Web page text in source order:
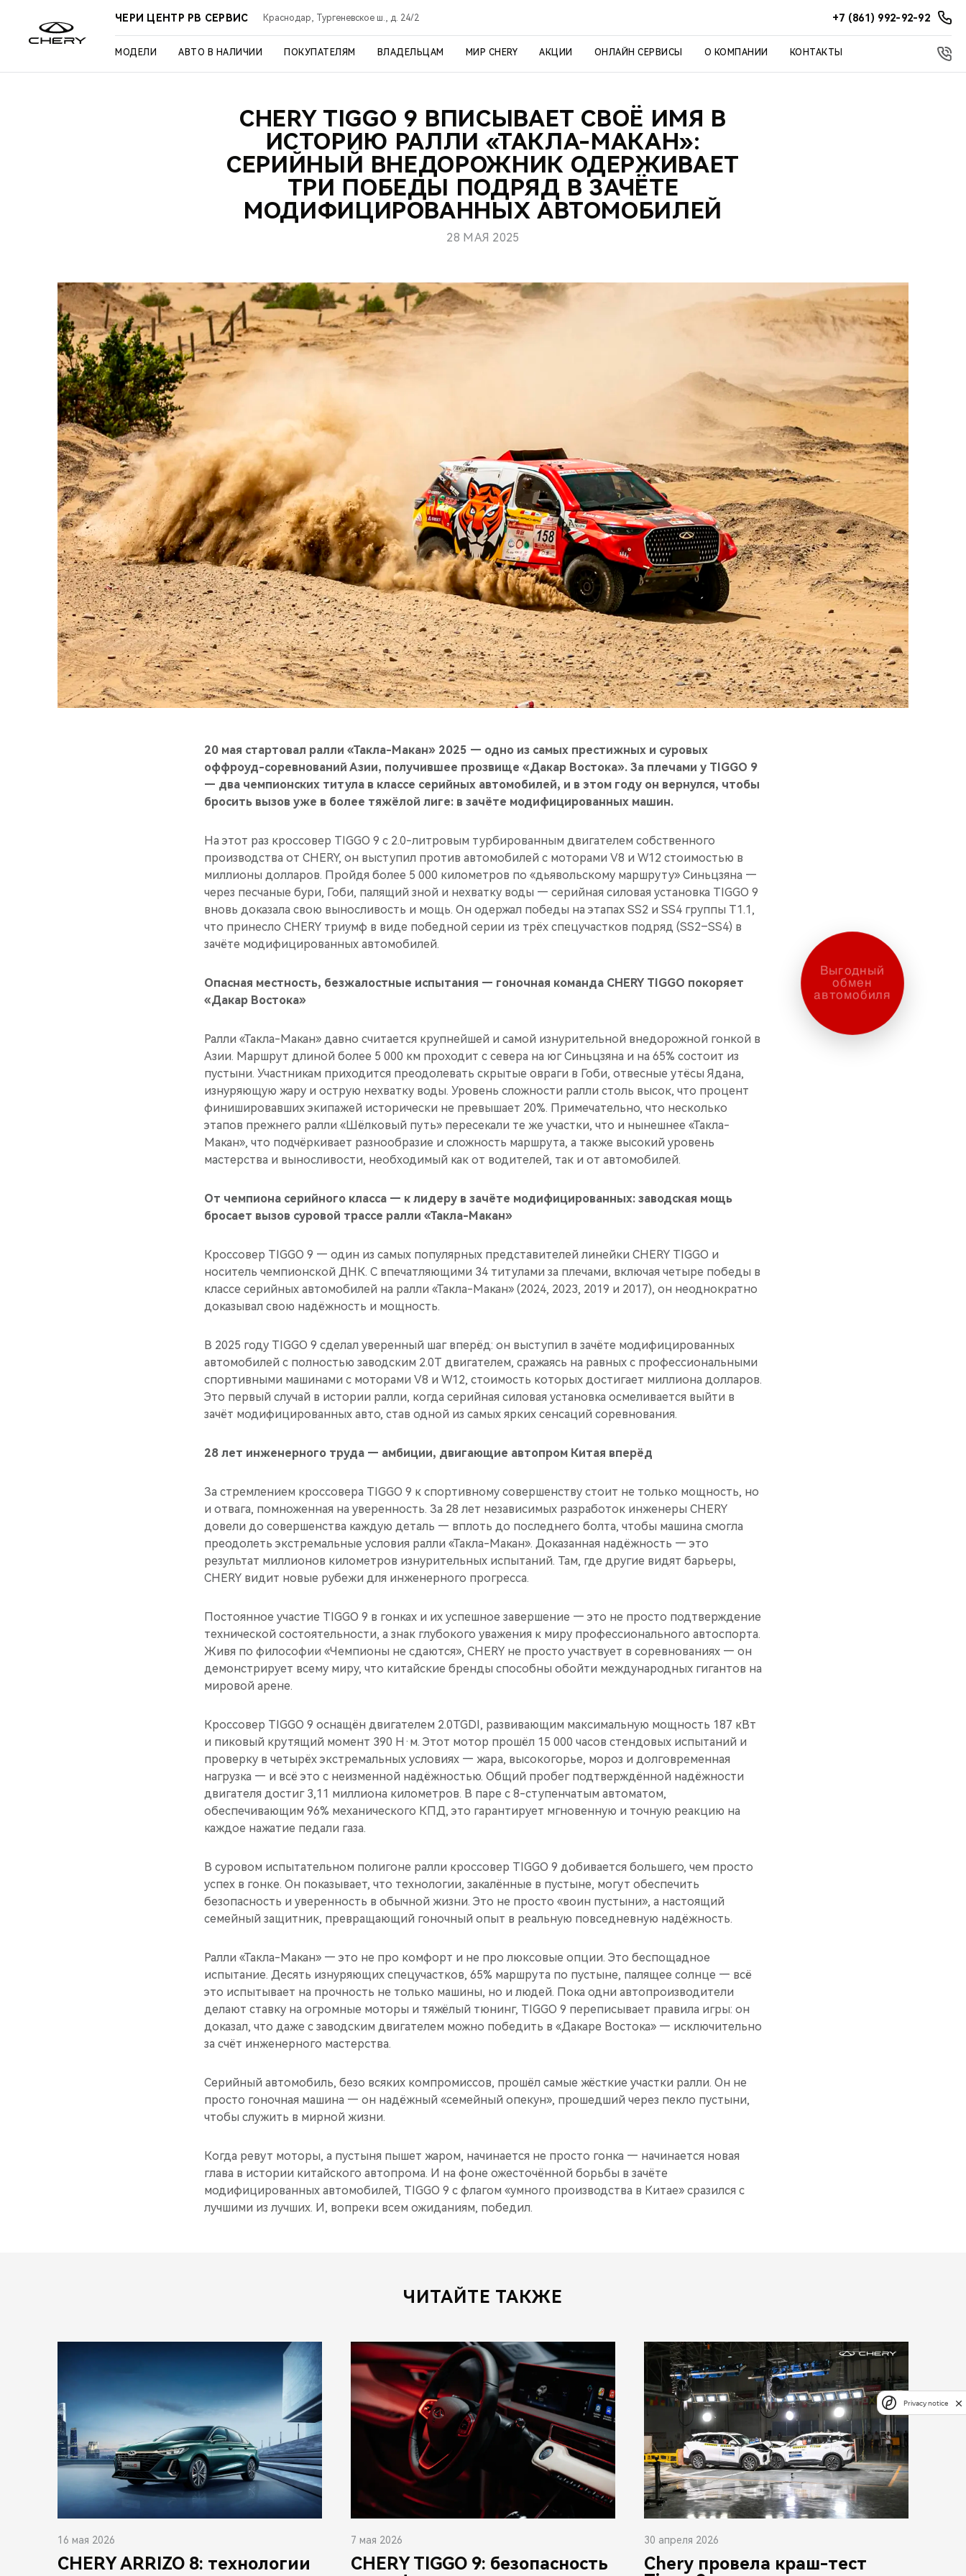
ЧЕРИ ЦЕНТР РВ СЕРВИС Краснодар, Тургеневское ш., д. 24/2 +7 (861) 992-92-92
МОДЕЛИ АВТО В НАЛИЧИИ ПОКУПАТЕЛЯМ ВЛАДЕЛЬЦАМ МИР CHERY АКЦИИ ОНЛАЙН СЕРВИСЫ О КОМПАНИИ КОНТАКТЫ
CHERY TIGGO 9 ВПИСЫВАЕТ СВОЁ ИМЯ В
ИСТОРИЮ РАЛЛИ «ТАКЛА-МАКАН»:
СЕРИЙНЫЙ ВНЕДОРОЖНИК ОДЕРЖИВАЕТ
ТРИ ПОБЕДЫ ПОДРЯД В ЗАЧЁТЕ
МОДИФИЦИРОВАННЫХ АВТОМОБИЛЕЙ
28 МАЯ 2025
20 мая стартовал ралли «Такла-Макан» 2025 — одно из самых престижных и суровых
оффроуд-соревнований Азии, получившее прозвище «Дакар Востока». За плечами у TIGGO 9
— два чемпионских титула в классе серийных автомобилей, и в этом году он вернулся, чтобы
бросить вызов уже в более тяжёлой лиге: в зачёте модифицированных машин.
На этот раз кроссовер TIGGO 9 с 2.0-литровым турбированным двигателем собственного
производства от CHERY, он выступил против автомобилей с моторами V8 и W12 стоимостью в
миллионы долларов. Пройдя более 5 000 километров по «дьявольскому маршруту» Синьцзяна —
через песчаные бури, Гоби, палящий зной и нехватку воды — серийная силовая установка TIGGO 9
вновь доказала свою выносливость и мощь. Он одержал победы на этапах SS2 и SS4 группы T1.1,
что принесло CHERY триумф в виде победной серии из трёх спецучастков подряд (SS2–SS4) в
зачёте модифицированных автомобилей.
Опасная местность, безжалостные испытания — гоночная команда CHERY TIGGO покоряет
«Дакар Востока»
Ралли «Такла-Макан» давно считается крупнейшей и самой изнурительной внедорожной гонкой в
Азии. Маршрут длиной более 5 000 км проходит с севера на юг Синьцзяна и на 65% состоит из
пустыни. Участникам приходится преодолевать скрытые овраги в Гоби, отвесные утёсы Ядана,
изнуряющую жару и острую нехватку воды. Уровень сложности ралли столь высок, что процент
финишировавших экипажей исторически не превышает 20%. Примечательно, что несколько
этапов прежнего ралли «Шёлковый путь» пересекали те же участки, что и нынешнее «Такла-
Макан», что подчёркивает разнообразие и сложность маршрута, а также высокий уровень
мастерства и выносливости, необходимый как от водителей, так и от автомобилей.
От чемпиона серийного класса — к лидеру в зачёте модифицированных: заводская мощь
бросает вызов суровой трассе ралли «Такла-Макан»
Кроссовер TIGGO 9 — один из самых популярных представителей линейки CHERY TIGGO и
носитель чемпионской ДНК. С впечатляющими 34 титулами за плечами, включая четыре победы в
классе серийных автомобилей на ралли «Такла-Макан» (2024, 2023, 2019 и 2017), он неоднократно
доказывал свою надёжность и мощность.
В 2025 году TIGGO 9 сделал уверенный шаг вперёд: он выступил в зачёте модифицированных
автомобилей с полностью заводским 2.0T двигателем, сражаясь на равных с профессиональными
спортивными машинами с моторами V8 и W12, стоимость которых достигает миллиона долларов.
Это первый случай в истории ралли, когда серийная силовая установка осмеливается выйти в
зачёт модифицированных авто, став одной из самых ярких сенсаций соревнования.
28 лет инженерного труда — амбиции, двигающие автопром Китая вперёд
За стремлением кроссовера TIGGO 9 к спортивному совершенству стоит не только мощность, но
и отвага, помноженная на уверенность. За 28 лет независимых разработок инженеры CHERY
довели до совершенства каждую деталь — вплоть до последнего болта, чтобы машина смогла
преодолеть экстремальные условия ралли «Такла-Макан». Доказанная надёжность — это
результат миллионов километров изнурительных испытаний. Там, где другие видят барьеры,
CHERY видит новые рубежи для инженерного прогресса.
Постоянное участие TIGGO 9 в гонках и их успешное завершение — это не просто подтверждение
технической состоятельности, а знак глубокого уважения к миру профессионального автоспорта.
Живя по философии «Чемпионы не сдаются», CHERY не просто участвует в соревнованиях — он
демонстрирует всему миру, что китайские бренды способны обойти международных гигантов на
мировой арене.
Кроссовер TIGGO 9 оснащён двигателем 2.0TGDI, развивающим максимальную мощность 187 кВт
и пиковый крутящий момент 390 Н·м. Этот мотор прошёл 15 000 часов стендовых испытаний и
проверку в четырёх экстремальных условиях — жара, высокогорье, мороз и долговременная
нагрузка — и всё это с неизменной надёжностью. Общий пробег подтверждённой надёжности
двигателя достиг 3,11 миллиона километров. В паре с 8-ступенчатым автоматом,
обеспечивающим 96% механического КПД, это гарантирует мгновенную и точную реакцию на
каждое нажатие педали газа.
В суровом испытательном полигоне ралли кроссовер TIGGO 9 добивается большего, чем просто
успех в гонке. Он показывает, что технологии, закалённые в пустыне, могут обеспечить
безопасность и уверенность в обычной жизни. Это не просто «воин пустыни», а настоящий
семейный защитник, превращающий гоночный опыт в реальную повседневную надёжность.
Ралли «Такла-Макан» — это не про комфорт и не про люксовые опции. Это беспощадное
испытание. Десять изнуряющих спецучастков, 65% маршрута по пустыне, палящее солнце — всё
это испытывает на прочность не только машины, но и людей. Пока одни автопроизводители
делают ставку на огромные моторы и тяжёлый тюнинг, TIGGO 9 переписывает правила игры: он
доказал, что даже с заводским двигателем можно победить в «Дакаре Востока» — исключительно
за счёт инженерного мастерства.
Серийный автомобиль, безо всяких компромиссов, прошёл самые жёсткие участки ралли. Он не
просто гоночная машина — он надёжный «семейный опекун», прошедший через пекло пустыни,
чтобы служить в мирной жизни.
Когда ревут моторы, а пустыня пышет жаром, начинается не просто гонка — начинается новая
глава в истории китайского автопрома. И на фоне ожесточённой борьбы в зачёте
модифицированных автомобилей, TIGGO 9 с флагом «умного производства в Китае» сразился с
лучшими из лучших. И, вопреки всем ожиданиям, победил.
ЧИТАЙТЕ ТАКЖЕ
16 мая 2026
CHERY ARRIZO 8: технологии
7 мая 2026
CHERY TIGGO 9: безопасность
30 апреля 2026
Chery провела краш-тест
Выгодный
обмен
автомобиля
Privacy notice